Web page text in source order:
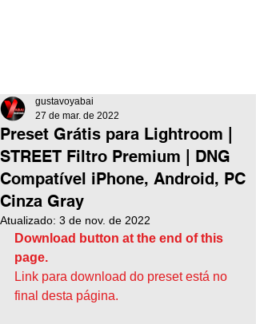
Preset Grátis para Lightroom |
STREET Filtro Premium | DNG
Compatível iPhone, Android, PC
Cinza Gray
gustavoyabai
27 de mar. de 2022
Atualizado: 3 de nov. de 2022
Download button at the end of this
page.
Link para download do preset está no
final desta página.